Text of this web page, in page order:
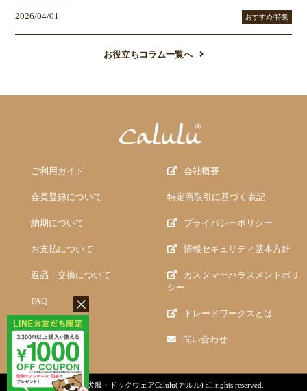
2026/04/01 おすすめ/特集
お役立ちコラム一覧へ
ご利用ガイド
会員登録について
納期について
お支払について
返品・交換について
FAQ
会社概要
特定商取引に基づく表記
プライバシーポリシー
情報セキュリティ基本方針
カスタマーハラスメントポリ
シー
トレードワークスとは
問い合わせ
copyright (c)犬服・ドックウェアCalulu(カルル) all rights reserved.